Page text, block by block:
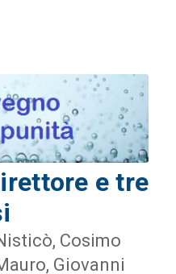
e tre
Cosimo
Giovanni